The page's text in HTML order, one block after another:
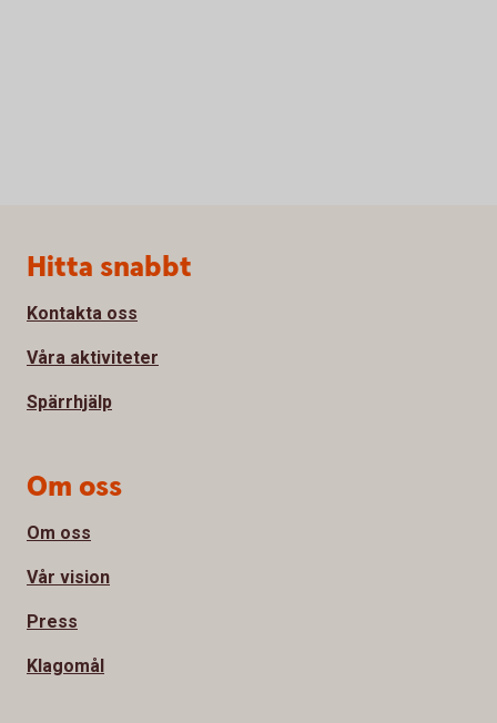
Sidfot
Hitta snabbt
Kontakta oss
Våra aktiviteter
Spärrhjälp
Om oss
Om oss
Vår vision
Press
Klagomål